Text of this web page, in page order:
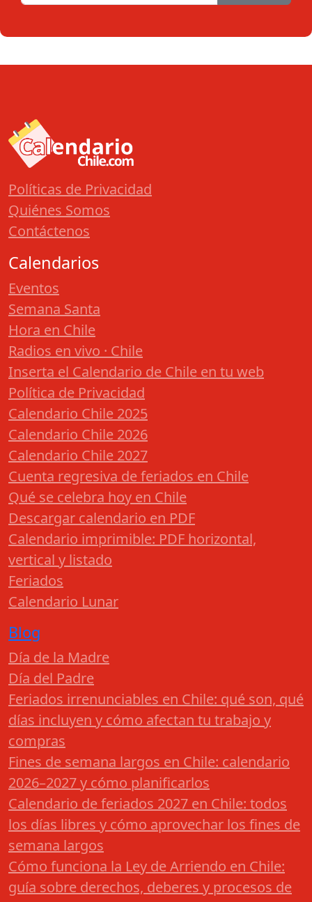
Políticas de Privacidad
Quiénes Somos
Contáctenos
Calendarios
Eventos
Semana Santa
Hora en Chile
Radios en vivo · Chile
Inserta el Calendario de Chile en tu web
Política de Privacidad
Calendario Chile 2025
Calendario Chile 2026
Calendario Chile 2027
Cuenta regresiva de feriados en Chile
Qué se celebra hoy en Chile
Descargar calendario en PDF
Calendario imprimible: PDF horizontal,
vertical y listado
Feriados
Calendario Lunar
Blog
Día de la Madre
Día del Padre
Feriados irrenunciables en Chile: qué son, qué
días incluyen y cómo afectan tu trabajo y
compras
Fines de semana largos en Chile: calendario
2026–2027 y cómo planificarlos
Calendario de feriados 2027 en Chile: todos
los días libres y cómo aprovechar los fines de
semana largos
Cómo funciona la Ley de Arriendo en Chile:
guía sobre derechos, deberes y procesos de